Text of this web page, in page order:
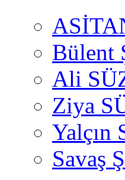
Bülent
Ali
Ziya
Yalçın
Savaş